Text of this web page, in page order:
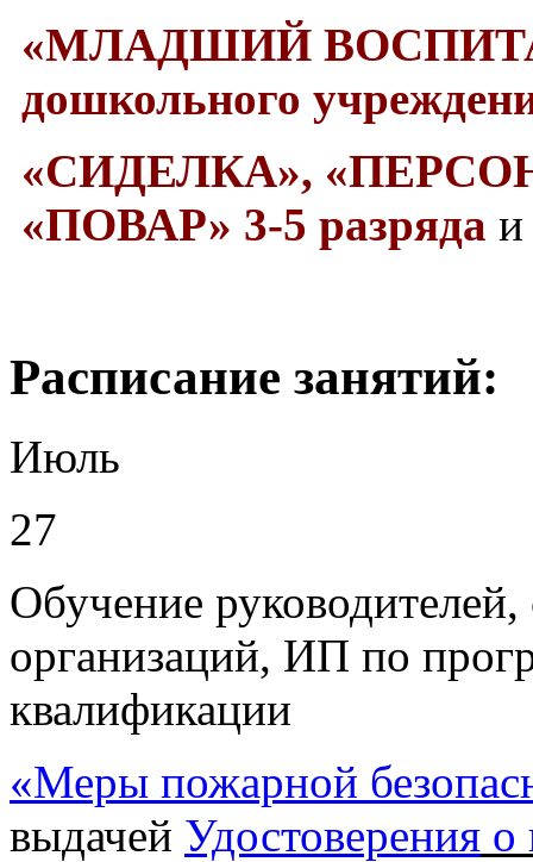
«МЛАДШИЙ
дошкольного
«СИДЕЛКА»,
«ПОВАР» 3-5 разряда и
Раcписание занятий:
Июль
27
Обучение
организаций, ИП по
квалификации
«Меры пожарной
выдачей Удостоверения о